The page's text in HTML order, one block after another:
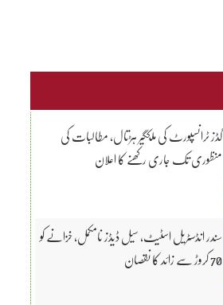
گڈز ٹرانسپورٹ کی ملکگیر ہڑتال، مطالبات کی
منظوری تک جاری رکھنے کا اعلان
سندر انڈسٹریل اسٹیٹ، سیل ڈیڈز نامکمل، خزانے کو
70 کروڑ سے زائد کا نقصان